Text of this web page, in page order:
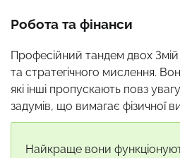
Робота та фінанси
Професійний тандем двох
та стратегічного мислення.
які інші пропускають повз
задумів, що вимагає фізичної
Найкраще вони